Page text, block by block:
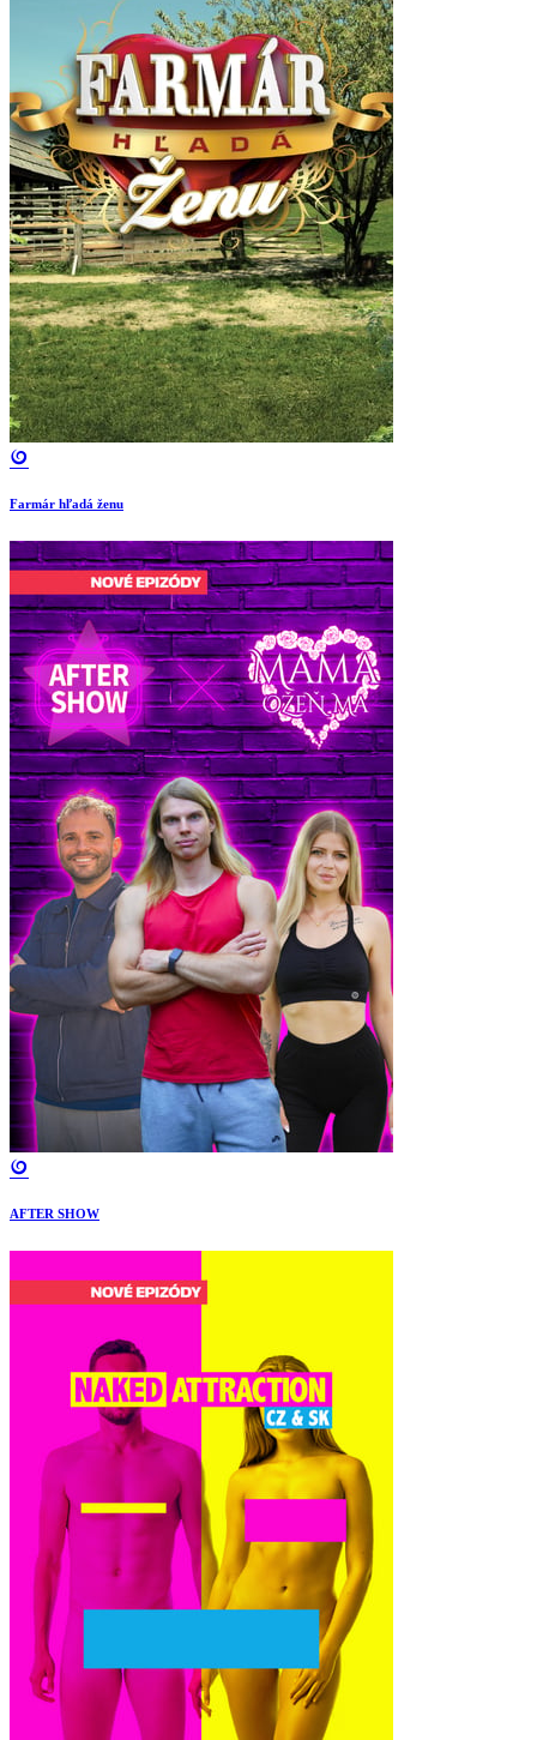
Farmár hľadá ženu
AFTER SHOW